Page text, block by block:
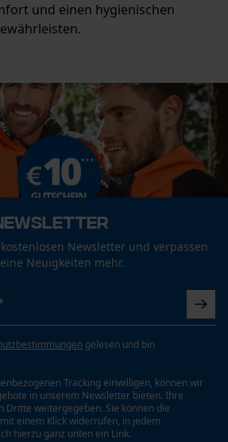
und einen hygienischen
Newsletter und verpassen
Neuigkeiten mehr.
gelesen und bin
Tracking einwilligen, können wir
in unserem Newsletter bieten. Ihre
Dritte weitergegeben. Sie können die
einem Klick widerrufen, in jedem
hierzu ganz unten ein Link.